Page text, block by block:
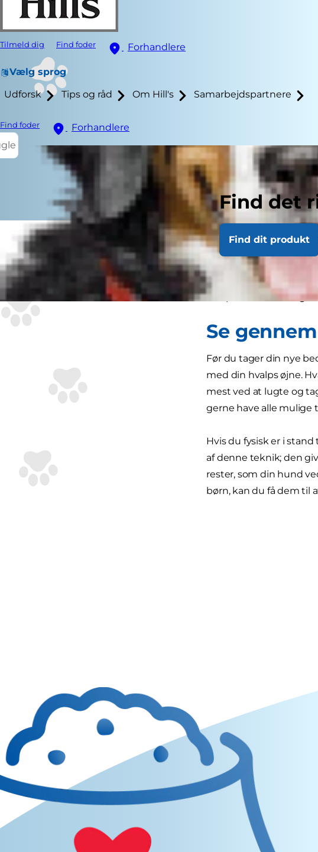
Tilmeld dig Find foder Forhandlere
Vælg sprog
Udforsk Tips og råd Om Hill's Samarbejdspartnere
Find foder
Forhandlere
Find det
Find dit produkt
Når du har besluttet
dit hjem og din have. I
hvalp mod dit hus og
Se
Før du tager din nye
med din hvalps øjne.
mest ved at lugte og
gerne have alle mulige
Hvis du fysisk er i
af denne teknik; den
rester, som din hund
børn, kan du få dem til